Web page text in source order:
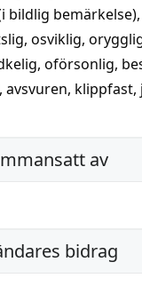
bildlig bemärkelse),
, osviklig,
, oförsonlig,
, avsvuren, klippfast,
av
bidrag